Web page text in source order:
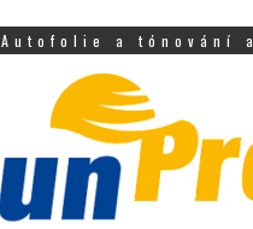
Autofolie a tónování